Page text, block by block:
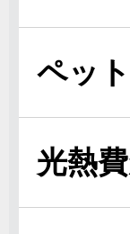
ペッ
光熱